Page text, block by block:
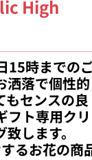
High
15時までの
洒落で個性的
もセンスの良
フト専用クリ
します。
るお花の商